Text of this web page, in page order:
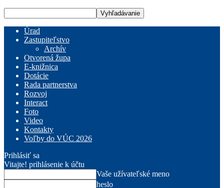
Úrad
Zastupiteľstvo
Archív
Otvorená župa
E-knižnica
Dotácie
Rada partnerstva
Rozvoj
Interact
Foto
Video
Kontakty
Voľby do VÚC 2026
Prihlásiť sa
Vitajte! prihlásenie k účtu
Vaše užívateľské meno
heslo